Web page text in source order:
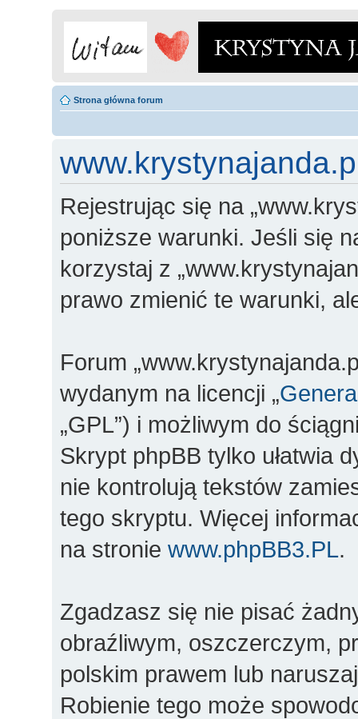
Strona główna forum
Rejestrując się na
poniższe warunki. Jeśli się
korzystaj z
prawo zmienić te warunki,
Forum
wydanym na licencji „
„GPL”) i możliwym do
Skrypt phpBB tylko ułatwia
nie kontrolują tekstów
tego skryptu. Więcej
na stronie www.phpBB3.PL.
Zgadzasz się nie pisać
obraźliwym, oszczerczym,
polskim prawem lub
Robienie tego może